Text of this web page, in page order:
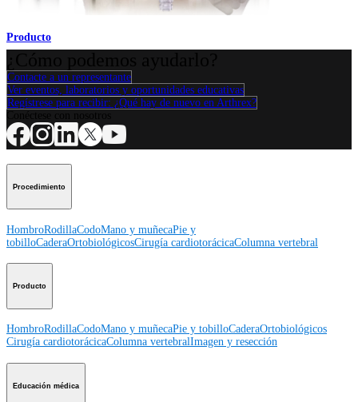
Producto
Contacte a un representante
Ver eventos, laboratorios y oportunidades educativas
Regístrese para recibir: ¿Qué hay de nuevo en Arthrex?
Procedimiento
HombroRodillaCodoMano y muñecaPie y
tobilloCaderaOrtobiológicosCirugía cardiotorácicaColumna vertebral
Producto
HombroRodillaCodoMano y muñecaPie y tobilloCaderaOrtobiológicos
Cirugía cardiotorácicaColumna vertebralImagen y resección
Educación médica